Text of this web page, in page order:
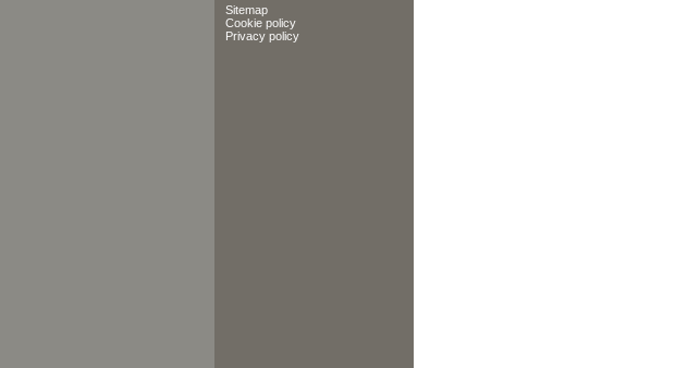
Sitemap
Cookie policy
Privacy policy